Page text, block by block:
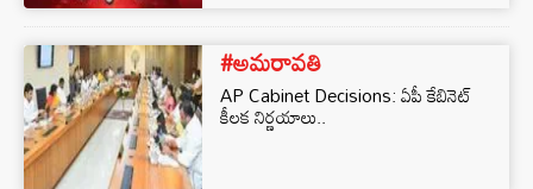
#అమరావతి
AP Cabinet Decisions: ఏపీ కేబినెట్‌
కీలక నిర్ణయాలు..